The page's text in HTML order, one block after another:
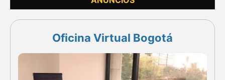
Oficina Virtual Bogotá